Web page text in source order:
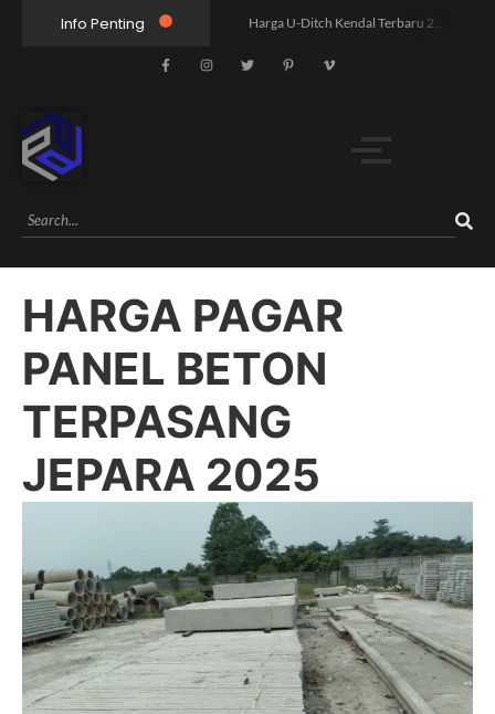
Info Penting Harga U-Ditch Kendal Terbaru 2026 | Supplier Precast Berkualitas Free Pengiriman
Jual Paving Block Semarang: Mana Lebih Unggul, Harga atau Kualitas?
Harga U Ditch 80x80x120: Pandangan Humanis yang Buka Mata Pasar
HARGA PAGAR
PANEL BETON
TERPASANG
JEPARA 2025